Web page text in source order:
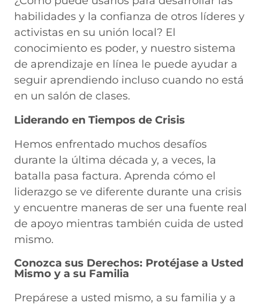
habilidades y la confianza de otros líderes y
activistas en su unión local? El
conocimiento es poder, y nuestro sistema
de aprendizaje en línea le puede ayudar a
seguir aprendiendo incluso cuando no está
en un salón de clases.
Liderando en Tiempos de Crisis
Hemos enfrentado muchos desafíos
durante la última década y, a veces, la
batalla pasa factura. Aprenda cómo el
liderazgo se ve diferente durante una crisis
y encuentre maneras de ser una fuente real
de apoyo mientras también cuida de usted
mismo.
Conozca sus Derechos: Protéjase a Usted
Mismo y a su Familia
Prepárese a usted mismo, a su familia y a